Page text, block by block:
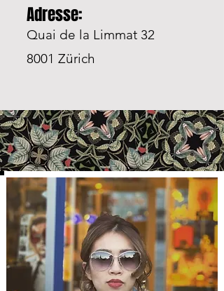
Adresse:
Quai de la Limmat 32
8001 Zürich